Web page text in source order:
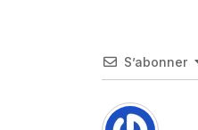
S’abonner